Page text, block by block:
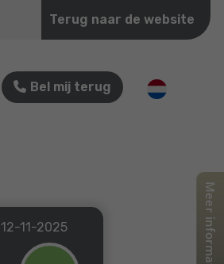
Terug naar de website
Bel mij terug
12-11-2025